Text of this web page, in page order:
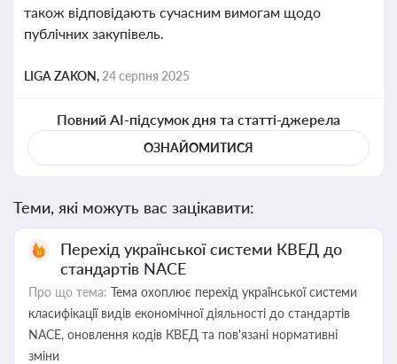
також відповідають сучасним вимогам щодо
публічних закупівель.
LIGA ZAKON, 24 серпня 2025
Повний AI-підсумок дня та статті-джерела
ОЗНАЙОМИТИСЯ
Теми, які можуть вас зацікавити:
Перехід української системи КВЕД до
стандартів NACE
Про що тема: Тема охоплює перехід української системи
класифікації видів економічної діяльності до стандартів
NACE, оновлення кодів КВЕД та пов'язані нормативні
зміни